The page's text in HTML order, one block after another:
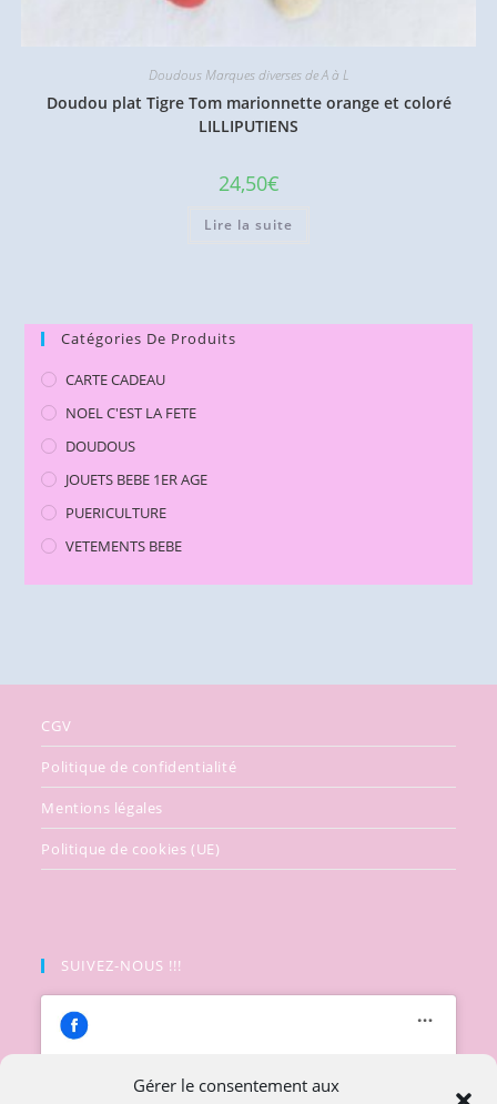
Gérer le consentement aux
Doudous Marques diverses de A à L
Doudou plat Tigre Tom marionnette orange et coloré
LILLIPUTIENS
24,50€
Lire la suite
Catégories De Produits
CARTE CADEAU
NOEL C'EST LA FETE
DOUDOUS
JOUETS BEBE 1ER AGE
PUERICULTURE
VETEMENTS BEBE
CGV
Politique de confidentialité
Mentions légales
Politique de cookies (UE)
SUIVEZ-NOUS !!!